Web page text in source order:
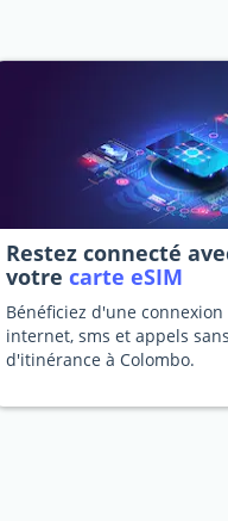
Restez connecté
votre carte eSIM
Bénéficiez d'une connexion
internet, sms et appels
d'itinérance à Colombo.